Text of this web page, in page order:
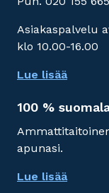
Asiakaspalvelu
klo 10.00-16.00
Lue lisää
100 %
apunasi.
Lue lisää